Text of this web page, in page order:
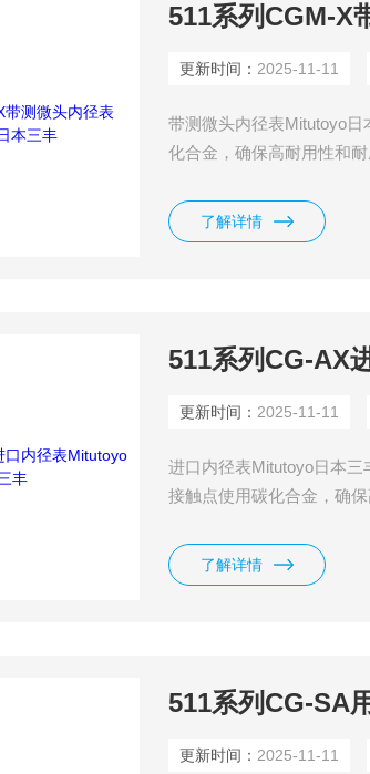
511系列CGM-X
更新时间： 2025-11-11
带测微头内径表Mitutoyo日
化合金，确保高耐用性和
件，可进行深孔测量。
了解详情
511系列CG-AX
更新时间： 2025-11-11
进口内径表Mitutoyo日本三
接触点使用碳化合金，确
量。 • 指针式指示表和保护
了解详情
511系列CG-SA
更新时间： 2025-11-11